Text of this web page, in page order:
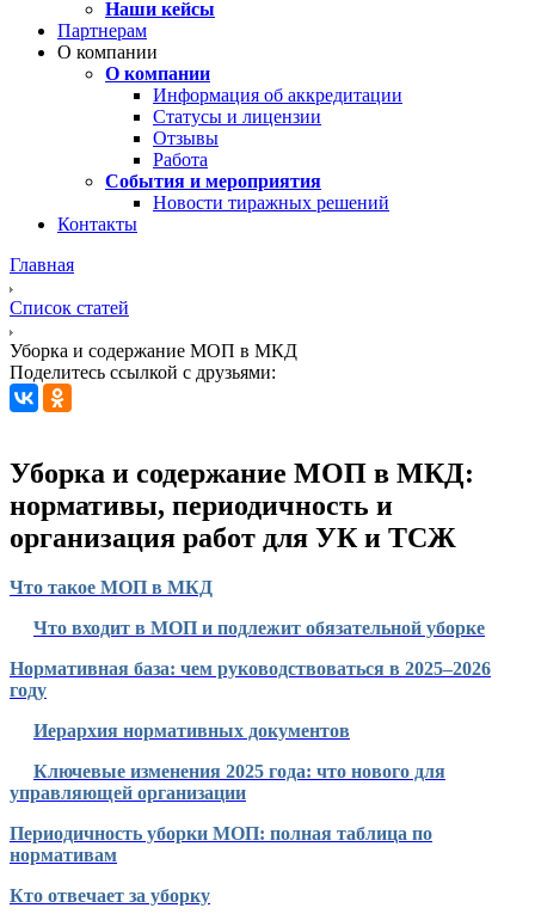
Наши кейсы
Партнерам
О компании
О компании
Информация об аккредитации
Статусы и лицензии
Отзывы
Работа
События и мероприятия
Новости тиражных решений
Контакты
Главная
Список статей
Уборка и содержание МОП в МКД
Поделитесь ссылкой с друзьями:
Уборка и содержание МОП в МКД:
нормативы, периодичность и
организация работ для УК и ТСЖ
Что такое МОП в МКД
Что входит в МОП и подлежит обязательной уборке
Нормативная база: чем руководствоваться в 2025–2026
году
Иерархия нормативных документов
Ключевые изменения 2025 года: что нового для
управляющей организации
Периодичность уборки МОП: полная таблица по
нормативам
Кто отвечает за уборку